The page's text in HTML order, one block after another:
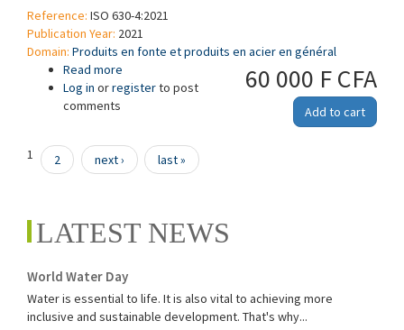
Reference: ISO 630-4:2021
Publication Year: 2021
Domain: Produits en fonte et produits en acier en général
60 000 F CFA
Add to cart
Read more about Aciers de construction — Partie 4:
Conditions techniques de livraison pour tôles en
acier de construction trempé et revenu à haute
limite d'élasticité et larges-plats
Log in orregisterto post
comments
Pages
1 2 next › last »
LATEST NEWS
World Water Day
Water is essential to life. It is also vital to achieving more
inclusive and sustainable development. That's why...